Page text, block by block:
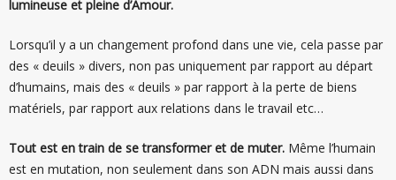
lumineuse et pleine d’Amour.
Lorsqu’il y a un changement profond dans une vie, cela passe par
des « deuils » divers, non pas uniquement par rapport au départ
d’humains, mais des « deuils » par rapport à la perte de biens
matériels, par rapport aux relations dans le travail etc…
Tout est en train de se transformer et de muter. Même l’humain
est en mutation, non seulement dans son ADN mais aussi dans